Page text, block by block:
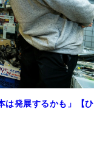
は発展するかも」【ひ